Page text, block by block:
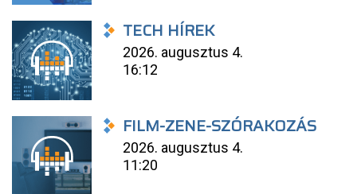
TECH HÍREK
2026. augusztus 4.
16:12
FILM-ZENE-SZÓRAKOZÁS
2026. augusztus 4.
11:20